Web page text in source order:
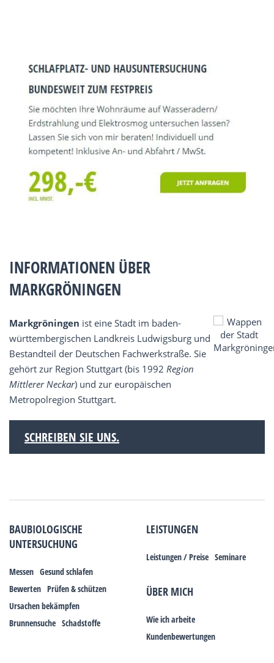
INFORMATIONEN ÜBER
MARKGRÖNINGEN
Markgröningen ist eine Stadt im baden-
württembergischen Landkreis Ludwigsburg und
Bestandteil der Deutschen Fachwerkstraße. Sie
gehört zur Region Stuttgart (bis 1992 Region
Mittlerer Neckar) und zur europäischen
Metropolregion Stuttgart.
SCHREIBEN SIE UNS.
BAUBIOLOGISCHE
UNTERSUCHUNG
Messen Gesund schlafen
Bewerten Prüfen & schützen
Ursachen bekämpfen
Brunnensuche Schadstoffe
LEISTUNGEN
Leistungen / Preise Seminare
ÜBER MICH
Wie ich arbeite
Kundenbewertungen